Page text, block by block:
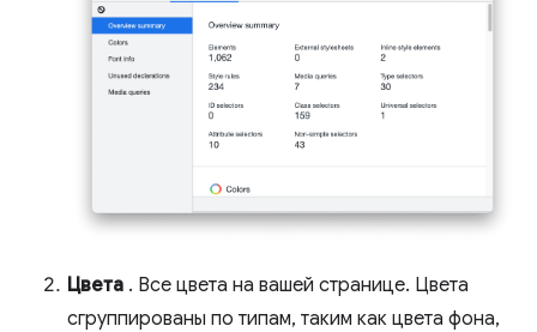
Цвета . Все цвета на вашей странице. Цвета
сгруппированы по типам, таким как цвета фона,